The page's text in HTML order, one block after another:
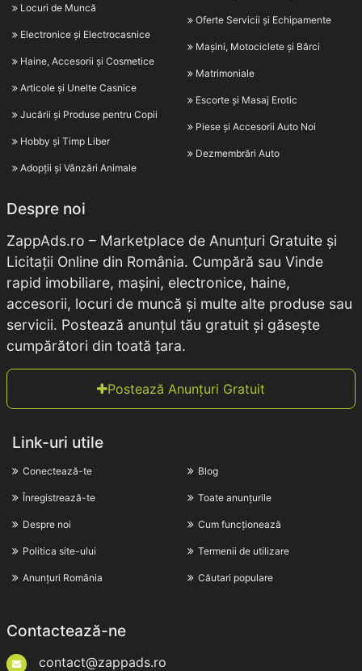
Locuri de Muncă
Electronice și Electrocasnice
Haine, Accesorii și Cosmetice
Articole și Unelte Casnice
Jucării și Produse pentru Copii
Hobby și Timp Liber
Adopții și Vânzări Animale
Oferte Servicii și Echipamente
Mașini, Motociclete și Bărci
Matrimoniale
Escorte și Masaj Erotic
Piese și Accesorii Auto Noi
Dezmembrări Auto
Despre noi
ZappAds.ro – Marketplace de Anunțuri Gratuite și
Licitații Online din România. Cumpără sau Vinde
rapid imobiliare, mașini, electronice, haine,
accesorii, locuri de muncă și multe alte produse sau
servicii. Postează anunțul tău gratuit și găsește
cumpărători din toată țara.
Postează Anunțuri Gratuit
Link-uri utile
Conectează-te
Înregistrează-te
Despre noi
Politica site-ului
Anunțuri România
Blog
Toate anunțurile
Cum funcționează
Termenii de utilizare
Căutari populare
Contactează-ne
contact@zappads.ro